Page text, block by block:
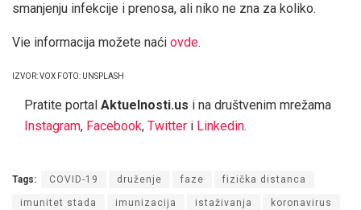
smanjenju infekcije i prenosa, ali niko ne zna za koliko.
Vie informacija možete naći ovde.
IZVOR: VOX FOTO: UNSPLASH
Pratite portal Aktuelnosti.us i na društvenim mrežama
Instagram, Facebook, Twitter i Linkedin.
Tags: COVID-19 druženje faze fizička distanca
imunitet stada imunizacija istaživanja koronavirus